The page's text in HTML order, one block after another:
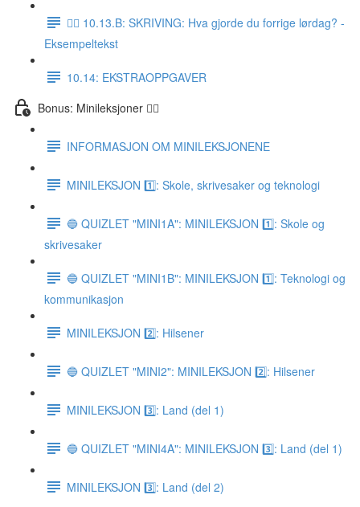
✍🏼 10.13.B: SKRIVING: Hva gjorde du forrige lørdag? -
Eksempeltekst
10.14: EKSTRAOPPGAVER
Bonus: Minileksjoner 👌🏻
INFORMASJON OM MINILEKSJONENE
MINILEKSJON 1️⃣: Skole, skrivesaker og teknologi
🔵 QUIZLET "MINI1A": MINILEKSJON 1️⃣: Skole og
skrivesaker
🔵 QUIZLET "MINI1B": MINILEKSJON 1️⃣: Teknologi og
kommunikasjon
MINILEKSJON 2️⃣: Hilsener
🔵 QUIZLET "MINI2": MINILEKSJON 2️⃣: Hilsener
MINILEKSJON 3️⃣: Land (del 1)
🔵 QUIZLET "MINI4A": MINILEKSJON 3️⃣: Land (del 1)
MINILEKSJON 3️⃣: Land (del 2)